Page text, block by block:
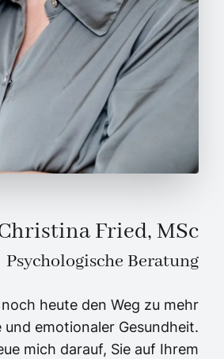
Fried, MSc
Psychologische Beratung
heute den Weg zu mehr
und emotionaler Gesundheit.
mich darauf, Sie auf Ihrem